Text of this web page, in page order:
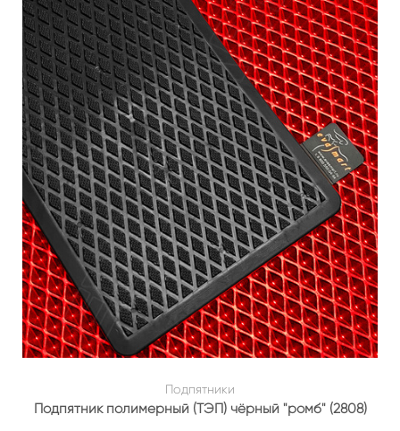
Подпятники
Подпятник полимерный (ТЭП) чёрный "ромб" (2808)